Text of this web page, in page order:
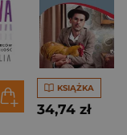
KSIĄŻKA
34,74 zł